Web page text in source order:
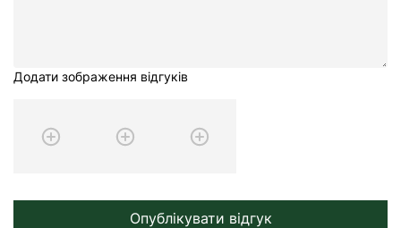
Додати зображення відгуків
Опублікувати відгук